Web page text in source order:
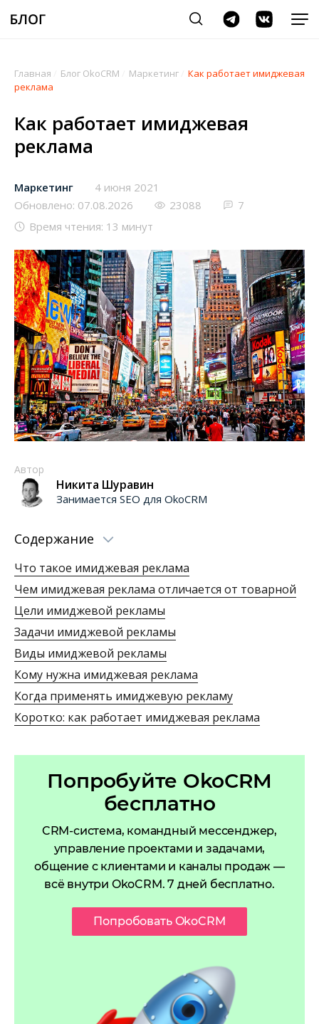
Главная Блог OkoCRM Маркетинг
Как работает имиджевая
реклама
Как работает имиджевая
реклама
Маркетинг
4 июня 2021
Обновлено: 07.08.2026
23088
7
Время чтения: 13 минут
Автор
Никита Шуравин
Занимается SEO для OkoCRM
Содержание
Что такое имиджевая реклама
Чем имиджевая реклама отличается от товарной
Цели имиджевой рекламы
Задачи имиджевой рекламы
Виды имиджевой рекламы
Кому нужна имиджевая реклама
Когда применять имиджевую рекламу
Коротко: как работает имиджевая реклама
Попробуйте OkoCRM
бесплатно
CRM-система, командный мессенджер,
управление проектами и задачами,
общение с клиентами и каналы продаж —
всё внутри OkoCRM. 7 дней бесплатно.
Попробовать OkoCRM